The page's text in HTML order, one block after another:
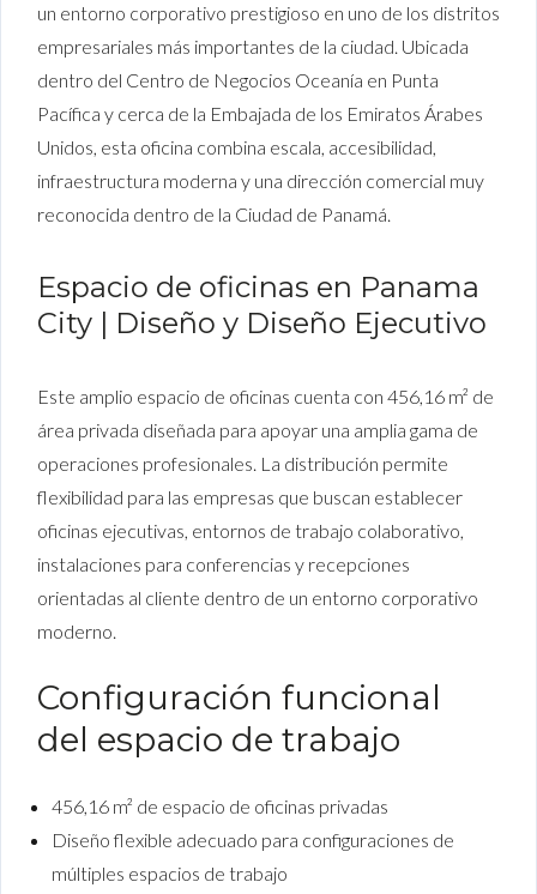
un entorno corporativo prestigioso en uno de los distritos
empresariales más importantes de la ciudad. Ubicada
dentro del Centro de Negocios Oceanía en Punta
Pacífica y cerca de la Embajada de los Emiratos Árabes
Unidos, esta oficina combina escala, accesibilidad,
infraestructura moderna y una dirección comercial muy
reconocida dentro de la Ciudad de Panamá.
Espacio de oficinas en Panama
City | Diseño y Diseño Ejecutivo
Este amplio espacio de oficinas cuenta con 456,16 m² de
área privada diseñada para apoyar una amplia gama de
operaciones profesionales. La distribución permite
flexibilidad para las empresas que buscan establecer
oficinas ejecutivas, entornos de trabajo colaborativo,
instalaciones para conferencias y recepciones
orientadas al cliente dentro de un entorno corporativo
moderno.
Configuración funcional
del espacio de trabajo
456,16 m² de espacio de oficinas privadas
Diseño flexible adecuado para configuraciones de
múltiples espacios de trabajo